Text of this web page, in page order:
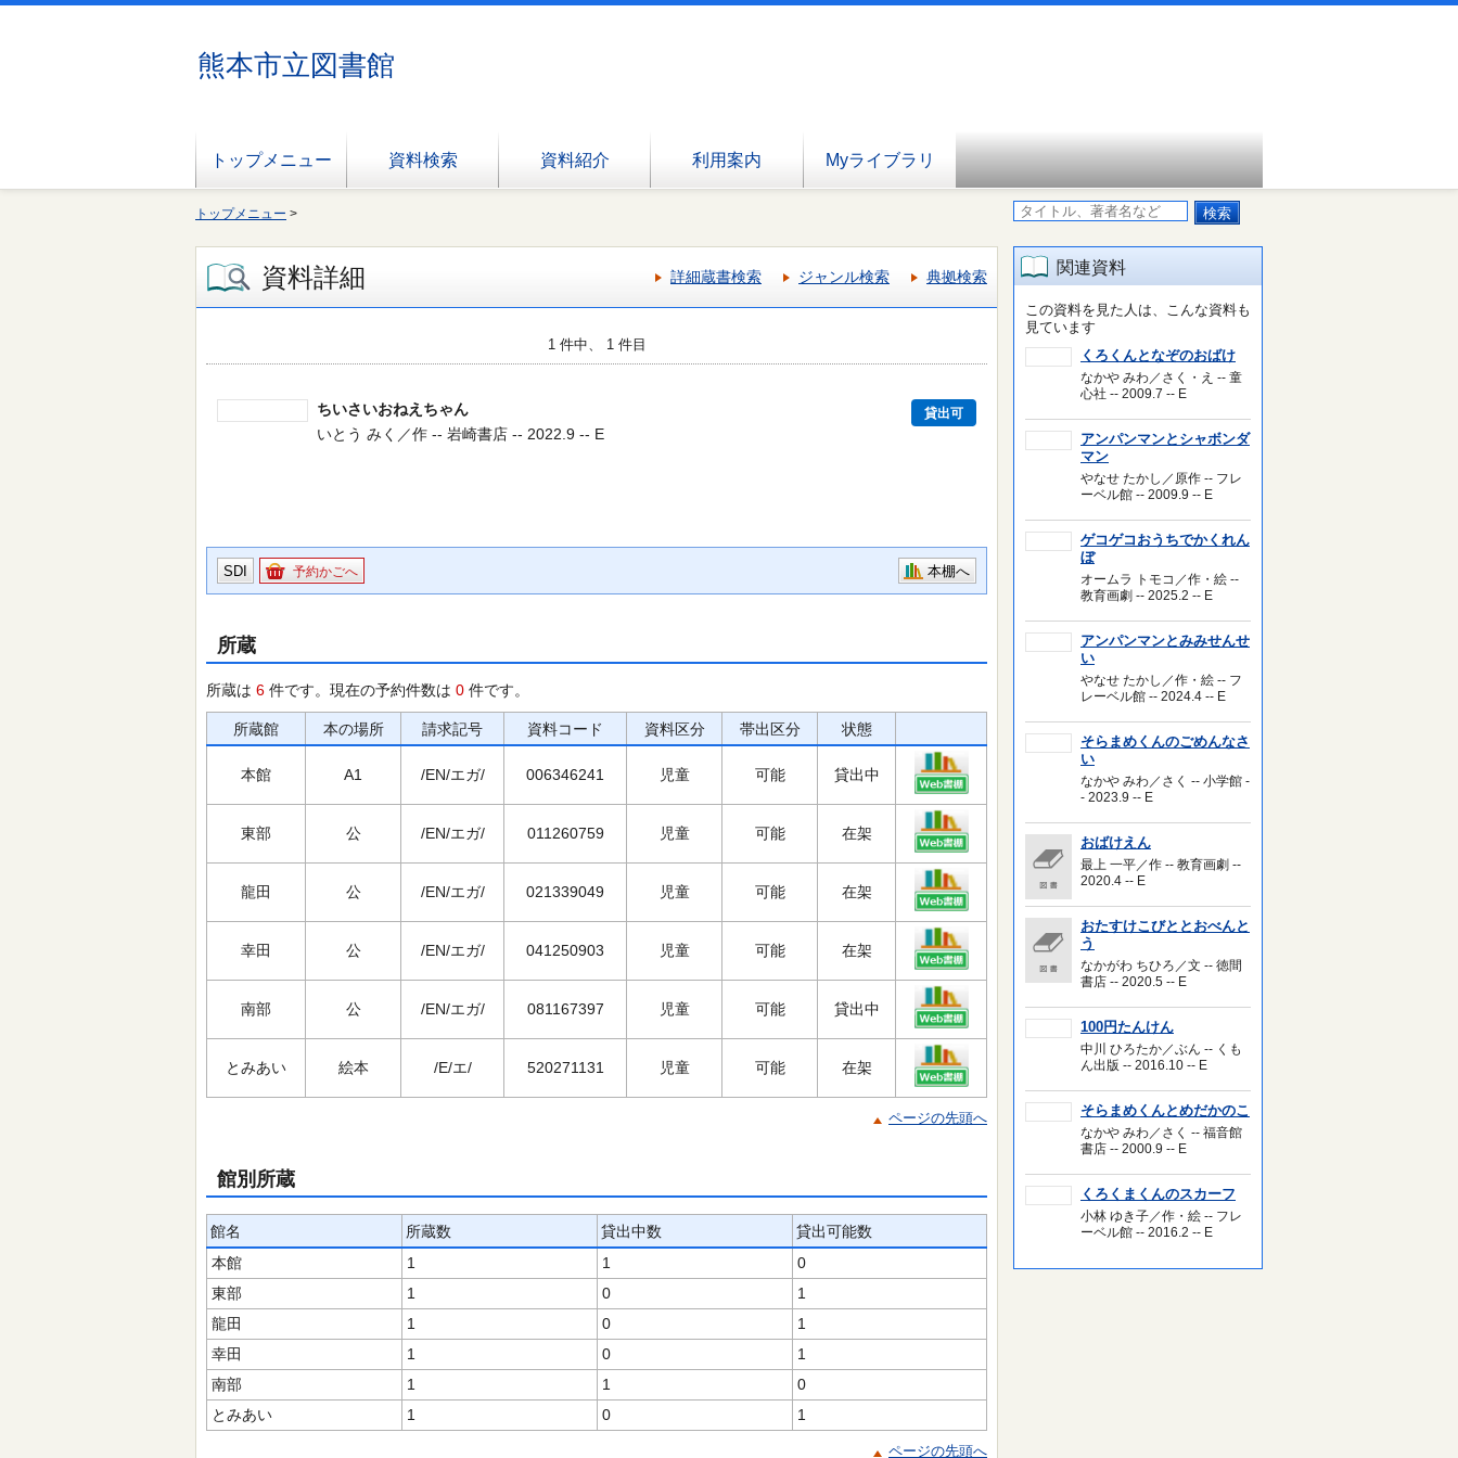
熊本市立図書館
トップメニュー 資料検索 資料紹介 利用案内 Myライブラリ
トップメニュー >
資料詳細 詳細蔵書検索 ジャンル検索 典拠検索
1 件中、 1 件目
ちいさいおねえちゃん 貸出可
いとう みく／作 -- 岩崎書店 -- 2022.9 -- E
SDI 予約かごへ 本棚へ
所蔵
所蔵は 6 件です。現在の予約件数は 0 件です。
所蔵館 本の場所 請求記号 資料コード 資料区分 帯出区分 状態
本館 A1 /EN/エガ/ 006346241 児童 可能 貸出中
東部 公 /EN/エガ/ 011260759 児童 可能 在架
龍田 公 /EN/エガ/ 021339049 児童 可能 在架
幸田 公 /EN/エガ/ 041250903 児童 可能 在架
南部 公 /EN/エガ/ 081167397 児童 可能 貸出中
とみあい 絵本 /E/エ/ 520271131 児童 可能 在架
ページの先頭へ
館別所蔵
館名 所蔵数 貸出中数
貸出可能数
本館
1 1
0
東部
1 0
1
龍田
1 0
1
幸田
1 0
1
南部
1 1
0
とみあい
1 0 1
ページの先頭へ
関連資料
この資料を見た人は、こんな資料も
見ています
くろくんとなぞのおばけ
なかや みわ／さく・え -- 童
心社 -- 2009.7 -- E
アンパンマンとシャボンダ
マン
やなせ たかし／原作 -- フレ
ーベル館 -- 2009.9 -- E
ゲコゲコおうちでかくれん
ぼ
オームラ トモコ／作・絵 --
教育画劇 -- 2025.2 -- E
アンパンマンとみみせんせ
い
やなせ たかし／作・絵 -- フ
レーベル館 -- 2024.4 -- E
そらまめくんのごめんなさ
い
なかや みわ／さく -- 小学館 -
- 2023.9 -- E
おばけえん
最上 一平／作 -- 教育画劇 --
2020.4 -- E
おたすけこびととおべんと
う
なかがわ ちひろ／文 -- 徳間
書店 -- 2020.5 -- E
100円たんけん
中川 ひろたか／ぶん -- くも
ん出版 -- 2016.10 -- E
そらまめくんとめだかのこ
なかや みわ／さく -- 福音館
書店 -- 2000.9 -- E
くろくまくんのスカーフ
小林 ゆき子／作・絵 -- フレ
ーベル館 -- 2016.2 -- E